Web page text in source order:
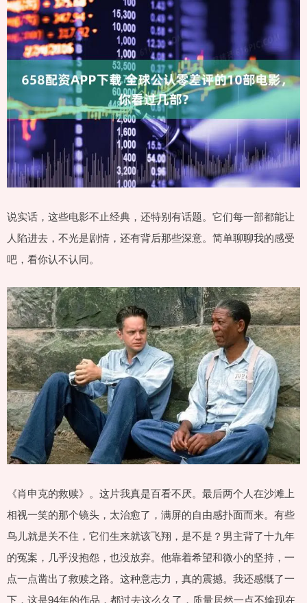
说实话，这些电影不止经典，还特别有话题。它们每一部都能让
人陷进去，不光是剧情，还有背后那些深意。简单聊聊我的感受
吧，看你认不认同。
《肖申克的救赎》。这片我真是百看不厌。最后两个人在沙滩上
相视一笑的那个镜头，太治愈了，满屏的自由感扑面而来。有些
鸟儿就是关不住，它们生来就该飞翔，是不是？男主背了十九年
的冤案，几乎没抱怨，也没放弃。他靠着希望和微小的坚持，一
点一点凿出了救赎之路。这种意志力，真的震撼。我还感慨了一
下，这是94年的作品，都过去这么久了，质量居然一点不输现在